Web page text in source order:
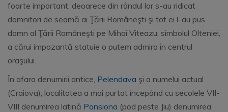
foarte important, deoarece din rândul lor s-au ridicat
domnitori de seamă ai Ţării Româneşti şi tot ei l-au pus
domn al Ţării Româneşti pe Mihai Viteazu, simbolul Olteniei,
a cărui impozantă statuie o putem admira în centrul
oraşului.
În afara denumirii antice, Pelendava şi a numelui actual
(Craiova), localitatea a mai purtat începând cu secolele VII-
VIII denumirea latină Ponsiona (pod peste Jiu) denumirea